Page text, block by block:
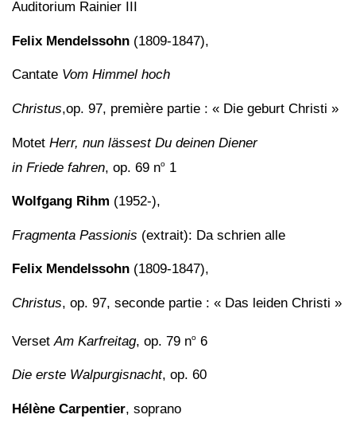
Auditorium Rainier III
Felix Mendelssohn (1809-1847),
Cantate Vom Himmel hoch
Christus,op. 97, première partie : « Die geburt Christi »
Motet Herr, nun lässest Du deinen Diener
in Friede fahren, op. 69 no 1
Wolfgang Rihm (1952-),
Fragmenta Passionis (extrait): Da schrien alle
Felix Mendelssohn (1809-1847),
Christus, op. 97, seconde partie : « Das leiden Christi »
Verset Am Karfreitag, op. 79 no 6
Die erste Walpurgisnacht, op. 60
Hélène Carpentier, soprano